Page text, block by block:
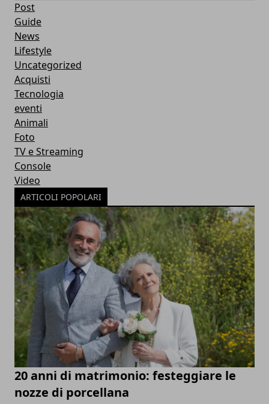
Post
Guide
News
Lifestyle
Uncategorized
Acquisti
Tecnologia
eventi
Animali
Foto
TV e Streaming
Console
Video
ARTICOLI POPOLARI
20 anni di matrimonio: festeggiare le
nozze di porcellana